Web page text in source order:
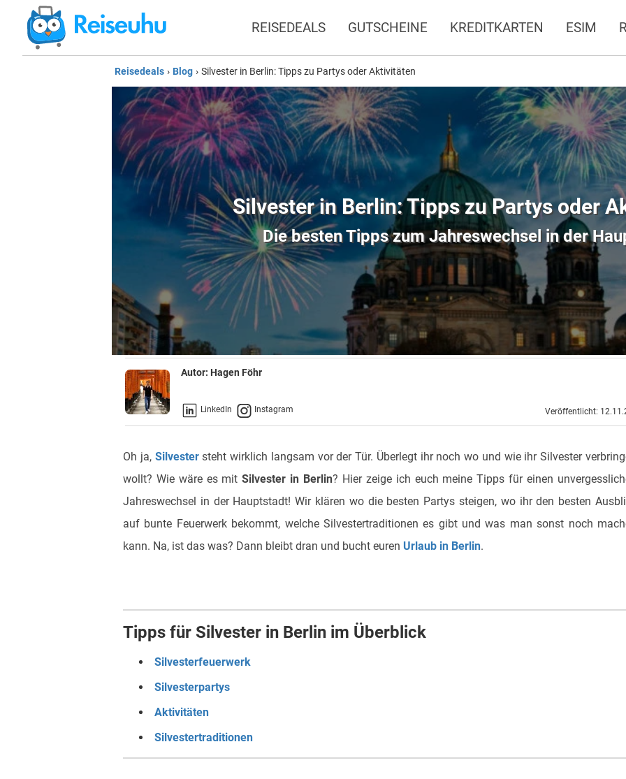
REISEDEALS GUTSCHEINE KREDITKARTEN ESIM
Reisedeals › Blog › Silvester in Berlin: Tipps zu Partys oder Aktivitäten
Silvester in Berlin: Tipps zu Partys oder
Die besten Tipps zum Jahreswechsel in der
Autor: Hagen Föhr
LinkedIn Instagram Veröffentlicht:
Oh ja, Silvestersteht wirklich langsam vor der Tür. Überlegt ihr noch wo und wie ihr Silvester
wollt? Wie wäre es mitSilvester in Berlin? Hier zeige ich euch meine Tipps für einen
Jahreswechsel in der Hauptstadt! Wir klären wo die besten Partys steigen, wo ihr den besten
auf bunte Feuerwerk bekommt, welche Silvestertraditionen es gibt und was man sonst noch
kann. Na, ist das was? Dann bleibt dran und bucht euren Urlaub in Berlin.
Tipps für Silvester in Berlin im Überblick
Silvesterfeuerwerk
Silvesterpartys
Aktivitäten
Silvestertraditionen